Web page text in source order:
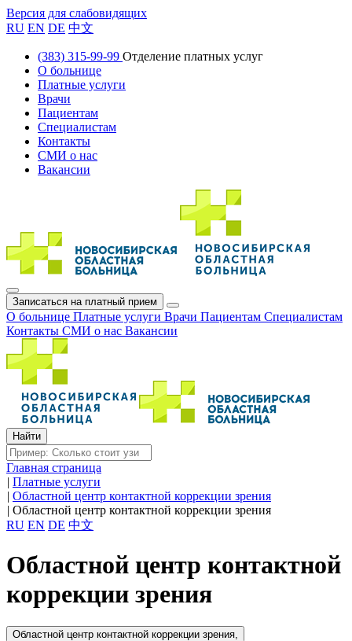
Версия для слабовидящих
RU EN DE 中文
(383) 315-99-99 Отделение платных услуг
О больнице
Платные услуги
Врачи
Пациентам
Специалистам
Контакты
СМИ о нас
Вакансии
Записаться на платный прием
О больнице Платные услуги Врачи Пациентам Специалистам
Контакты СМИ о нас Вакансии
Главная страница
| Платные услуги
| Областной центр контактной коррекции зрения
| Областной центр контактной коррекции зрения
RU EN DE 中文
Областной центр контактной
коррекции зрения
Областной центр контактной коррекции зрения,